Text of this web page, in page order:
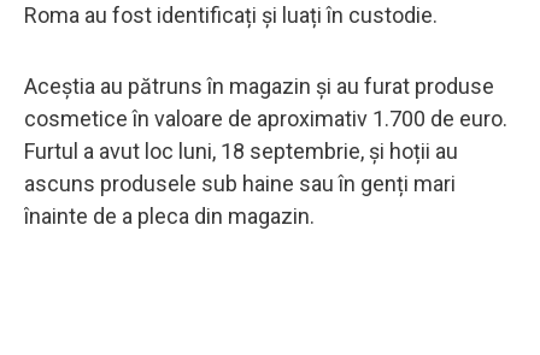
Roma au fost identificați și luați în custodie.
Aceștia au pătruns în magazin și au furat produse
cosmetice în valoare de aproximativ 1.700 de euro.
Furtul a avut loc luni, 18 septembrie, și hoții au
ascuns produsele sub haine sau în genți mari
înainte de a pleca din magazin.